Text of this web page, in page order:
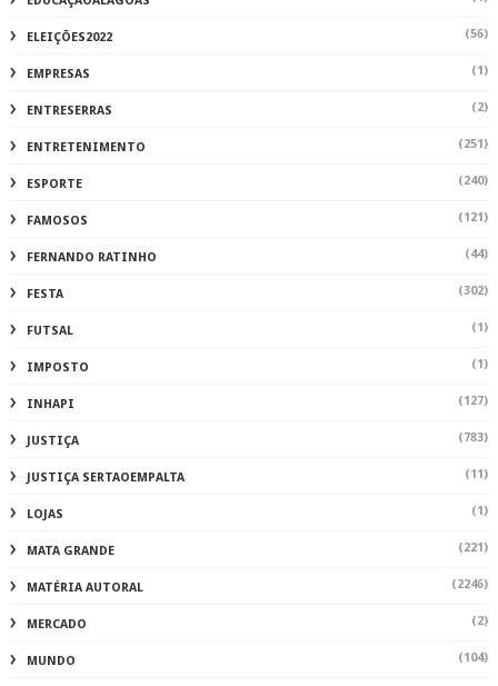
ELEIÇÕES2022 (56)
EMPRESAS (1)
ENTRESERRAS (2)
ENTRETENIMENTO (251)
ESPORTE (240)
FAMOSOS (121)
FERNANDO RATINHO (44)
FESTA (302)
FUTSAL (1)
IMPOSTO (1)
INHAPI (127)
JUSTIÇA (783)
JUSTIÇA SERTAOEMPALTA (11)
LOJAS (1)
MATA GRANDE (221)
MATÉRIA AUTORAL (2246)
MERCADO (2)
MUNDO (104)